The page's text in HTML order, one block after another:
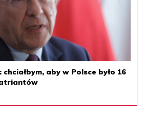
aby w Polsce było 16